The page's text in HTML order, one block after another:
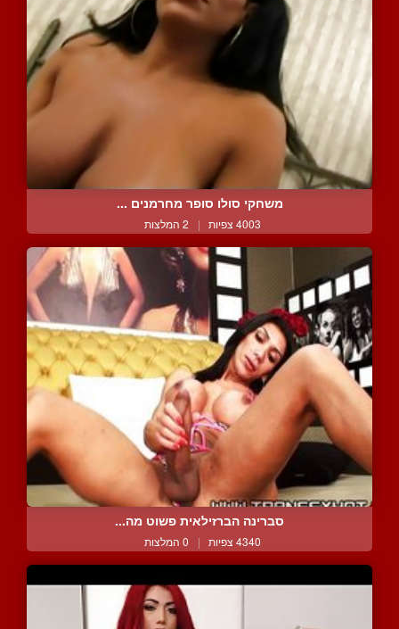
משחקי סולו סופר מחרמנים ...
4003 צפיות | 2 המלצות
סברינה הברזילאית פשוט מה...
4340 צפיות | 0 המלצות